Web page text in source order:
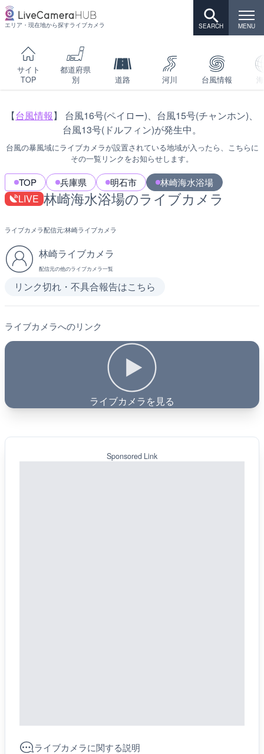
エリア・現在地から探すライブカメラ
サイト
TOP
都道府県
別
道路 河川 台風情報
【台風情報】 台風16号(ペイロー)、台風15号(チャンホン)、
台風13号(ドルフィン)が発生中。
台風の暴風域にライブカメラが設置されている地域が入ったら、こちらに
その一覧リンクをお知らせします。
TOP 兵庫県 明石市 林崎海水浴場
LIVE 林崎海水浴場のライブカメラ
ライブカメラ配信元:林崎ライブカメラ
林崎ライブカメラ
配信元の他のライブカメラ一覧
リンク切れ・不具合報告はこちら
ライブカメラへのリンク
ライブカメラを見る
Sponsored Link
ライブカメラに関する説明